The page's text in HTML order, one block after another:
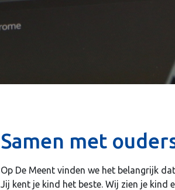
Samen met
Op De Meent vinden we het belangrijk
Jij kent je kind het beste. Wij zien je kind